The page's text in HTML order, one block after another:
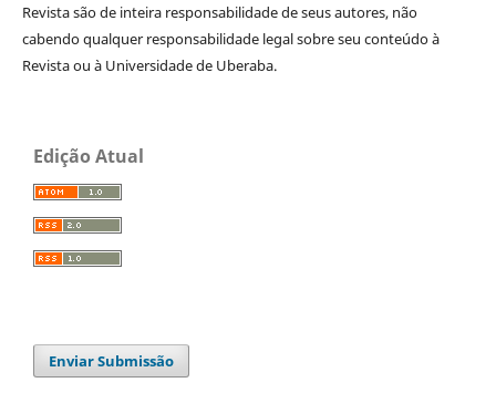
Revista são de inteira responsabilidade de seus autores, não
cabendo qualquer responsabilidade legal sobre seu conteúdo à
Revista ou à Universidade de Uberaba.
Edição Atual
Enviar Submissão